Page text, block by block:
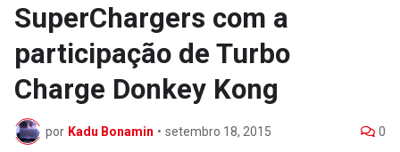
SuperChargers com a
participação de Turbo
Charge Donkey Kong
por Kadu Bonamin • setembro 18, 2015 0